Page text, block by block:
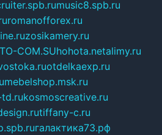
music8.spb.ru
romanofforex.ru
zosikamery.ru
COM.SUhohota.netalimy.ru
otdelkaexp.ru
mebelshop.msk.ru
kosmoscreative.ru
tiffany-c.ru
галактика73.рф